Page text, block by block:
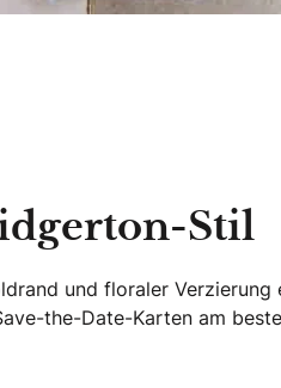
Stil
und floraler
the-Date-Karten am